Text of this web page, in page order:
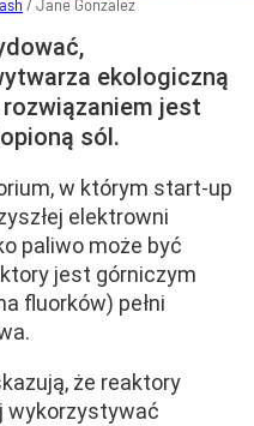
/ Jane Gonzalez
ekologiczną
jest
sól.
w którym start-up
elektrowni
paliwo może być
jest górniczym
fluorków) pełni
że reaktory
wykorzystywać